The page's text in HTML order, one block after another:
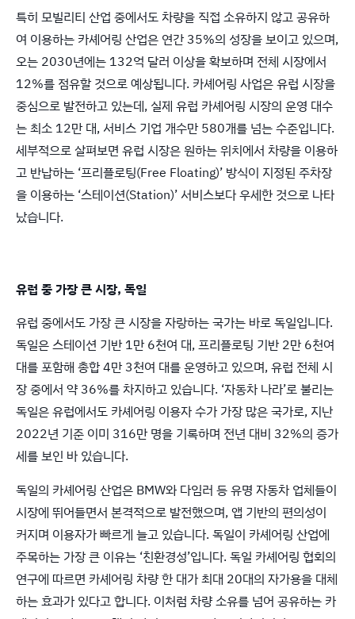
특히 모빌리티 산업 중에서도 차량을 직접 소유하지 않고 공유하
여 이용하는 카셰어링 산업은 연간 35%의 성장을 보이고 있으며,
오는 2030년에는 132억 달러 이상을 확보하며 전체 시장에서
12%를 점유할 것으로 예상됩니다. 카셰어링 사업은 유럽 시장을
중심으로 발전하고 있는데, 실제 유럽 카셰어링 시장의 운영 대수
는 최소 12만 대, 서비스 기업 개수만 580개를 넘는 수준입니다.
세부적으로 살펴보면 유럽 시장은 원하는 위치에서 차량을 이용하
고 반납하는 ‘프리플로팅(Free Floating)’ 방식이 지정된 주차장
을 이용하는 ‘스테이션(Station)’ 서비스보다 우세한 것으로 나타
났습니다.
유럽 중 가장 큰 시장, 독일
유럽 중에서도 가장 큰 시장을 자랑하는 국가는 바로 독일입니다.
독일은 스테이션 기반 1만 6천여 대, 프리플로팅 기반 2만 6천여
대를 포함해 총합 4만 3천여 대를 운영하고 있으며, 유럽 전체 시
장 중에서 약 36%를 차지하고 있습니다. ‘자동차 나라’로 불리는
독일은 유럽에서도 카셰어링 이용자 수가 가장 많은 국가로, 지난
2022년 기준 이미 316만 명을 기록하며 전년 대비 32%의 증가
세를 보인 바 있습니다.
독일의 카셰어링 산업은 BMW와 다임러 등 유명 자동차 업체들이
시장에 뛰어들면서 본격적으로 발전했으며, 앱 기반의 편의성이
커지며 이용자가 빠르게 늘고 있습니다. 독일이 카셰어링 산업에
주목하는 가장 큰 이유는 ‘친환경성’입니다. 독일 카셰어링 협회의
연구에 따르면 카셰어링 차량 한 대가 최대 20대의 자가용을 대체
하는 효과가 있다고 합니다. 이처럼 차량 소유를 넘어 공유하는 카